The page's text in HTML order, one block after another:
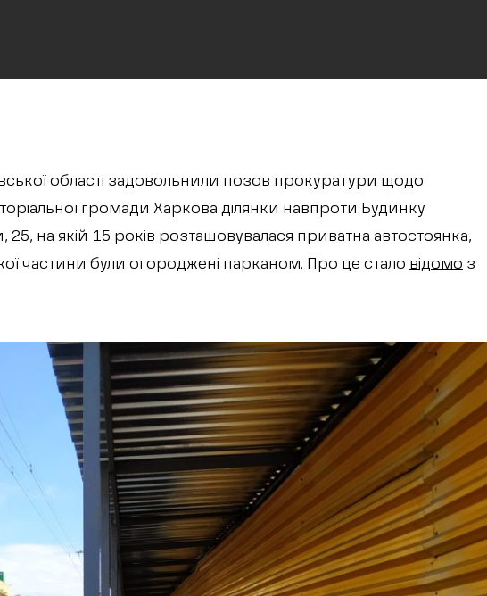
області задовольнили позов прокуратури щодо
громади Харкова ділянки навпроти Будинку
25, на якій 15 років розташовувалася приватна автостоянка,
частини були огороджені парканом. Про це стало відомо з